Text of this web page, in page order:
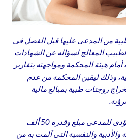
من المدعى عليها قبل الفصل فى
المعالج لسؤاله عن الشهادات
هيئة المحكمة ومواجهته بتقارير
وذلك ليقين المحكمة من عدم
روجتات طبية بمبالغ مالية
ثالثاَ: إلزام المدعى عليها بأن تؤدى للمدعى مبلغ وقدره 50 ألف
والأدبية والنفسية التى آلمت به من